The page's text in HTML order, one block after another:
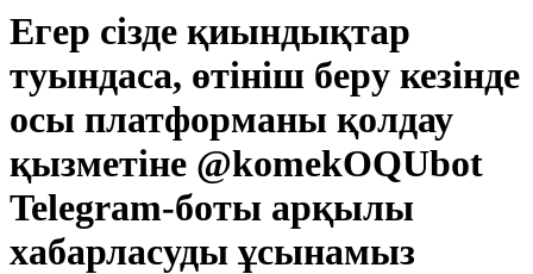
Егер сізде қиындықтар
туындаса, өтініш беру кезінде
осы платформаны қолдау
қызметіне @komekOQUbot
Telegram-боты арқылы
хабарласуды ұсынамыз